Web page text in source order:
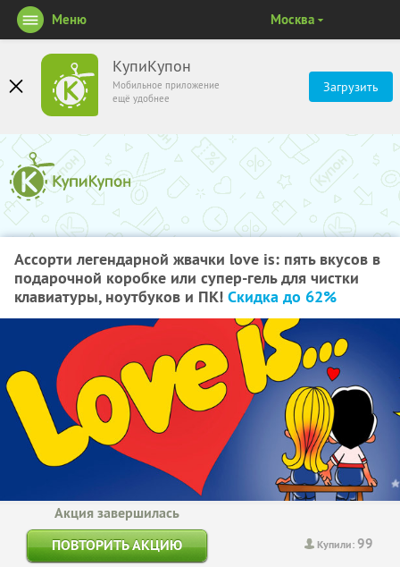
КупиКупон
Мобильное приложение
ещё удобнее
Загрузить
Меню Москва
Ассорти легендарной жвачки love is: пять вкусов в
подарочной коробке или супер-гель для чистки
клавиатуры, ноутбуков и ПК! Скидка до 62%
Купили:99
Акция завершилась
ПОВТОРИТЬ АКЦИЮ